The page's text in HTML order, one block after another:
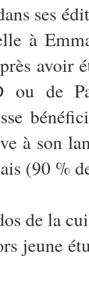
ses
à
avoir
ou de
à son
(90 %
de la
jeune